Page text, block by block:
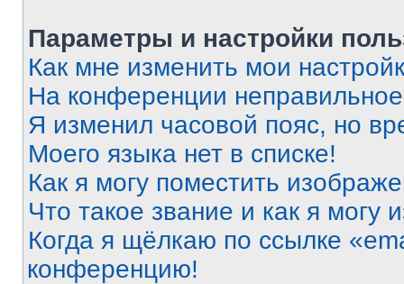
Параметры и настройки
Как мне изменить мои
На конференции
Я изменил часовой пояс, но
Моего языка нет в списке!
Как я могу поместить
Что такое звание и как я могу
Когда я щёлкаю по ссылке
конференцию!